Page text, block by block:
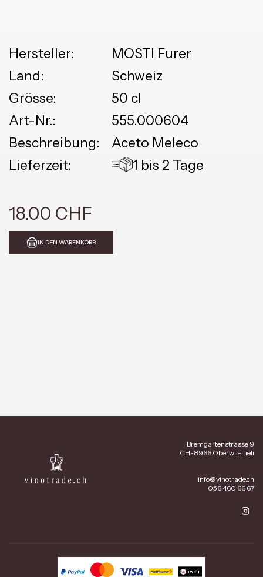
Hersteller:
MOSTI Furer
Land:
Schweiz
Grösse:
50 cl
Art-Nr.:
555.000604
Beschreibung:
Aceto Meleco
Lieferzeit:
1 bis 2 Tage
18.00 CHF
IN DEN WARENKORB
Bremgartenstrasse 9
CH-8966 Oberwil-Lieli
info@vinotrade.ch
056 460 66 67